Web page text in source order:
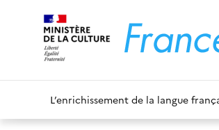
L’enrichissement de la langue